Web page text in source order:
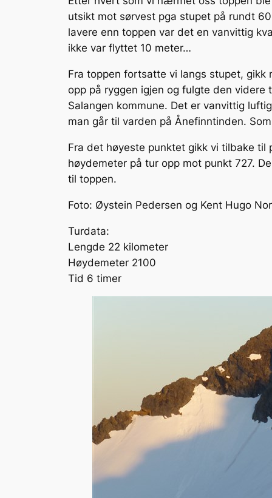
utsikt mot sørvest pga stupet på rundt
lavere enn toppen var det en vanvittig
ikke var flyttet 10 meter…
Fra toppen fortsatte vi langs stupet, gikk
opp på ryggen igjen og fulgte den
Salangen kommune. Det er vanvittig
man går til varden på Ånefinntinden.
Fra det høyeste punktet gikk vi tilbake
høydemeter på tur opp mot punkt 727.
til toppen.
Foto: Øystein Pedersen og Kent Hugo
Turdata:
Lengde 22 kilometer
Høydemeter 2100
Tid 6 timer